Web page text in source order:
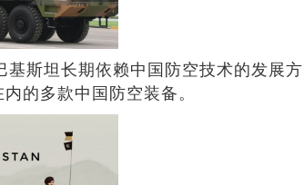
基斯坦长期依赖中国防空技术的发展
的多款中国防空装备。